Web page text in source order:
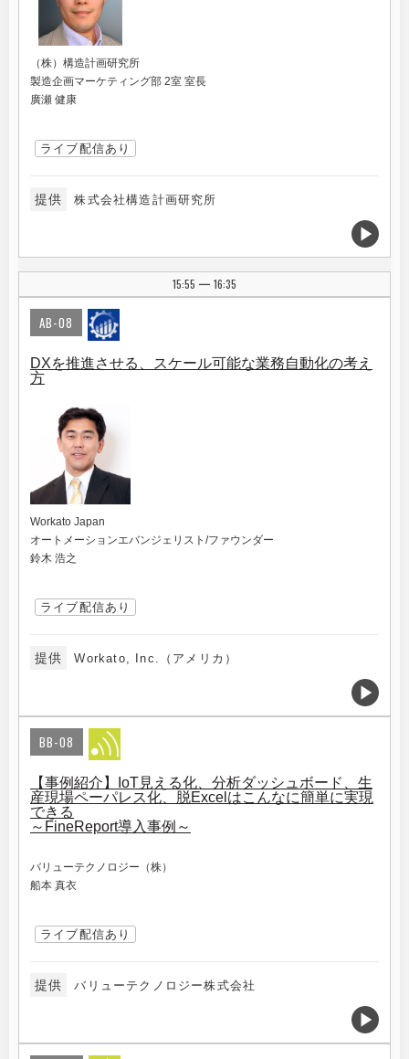
（株）構造計画研究所
製造企画マーケティング部 2室 室長
廣瀬 健康
ライブ配信あり
提供 株式会社構造計画研究所
15:55 | 16:35
AB-08
DXを推進させる、スケール可能な業務自動化の考え
方
Workato Japan
オートメーションエバンジェリスト/ファウンダー
鈴木 浩之
ライブ配信あり
提供 Workato, Inc.（アメリカ）
BB-08
【事例紹介】IoT見える化、分析ダッシュボード、生
産現場ペーパレス化、脱Excelはこんなに簡単に実現
できる
～FineReport導入事例～
バリューテクノロジー（株）
船本 真衣
ライブ配信あり
提供 バリューテクノロジー株式会社